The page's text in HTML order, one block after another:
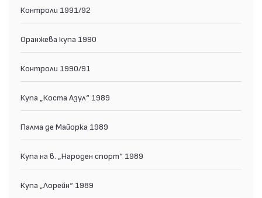
Контроли 1991/92
Оранжева купа 1990
Контроли 1990/91
Купа „Коста Азул“ 1989
Палма де Майорка 1989
Купа на в. „Народен спорт“ 1989
Купа „Лорейн“ 1989